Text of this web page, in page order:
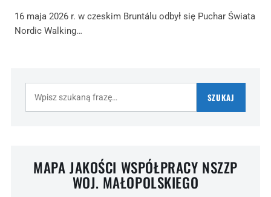
16 maja 2026 r. w czeskim Bruntálu odbył się Puchar Świata
Nordic Walking…
SZUKAJ
MAPA JAKOŚCI WSPÓŁPRACY NSZZP
WOJ. MAŁOPOLSKIEGO